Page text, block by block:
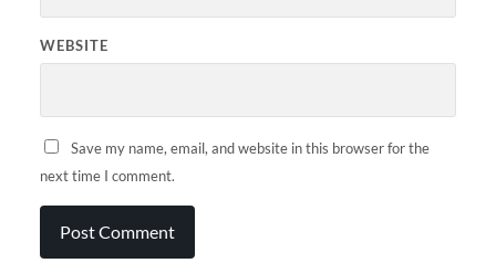
WEBSITE
Save my name, email, and website in this browser for the
next time I comment.